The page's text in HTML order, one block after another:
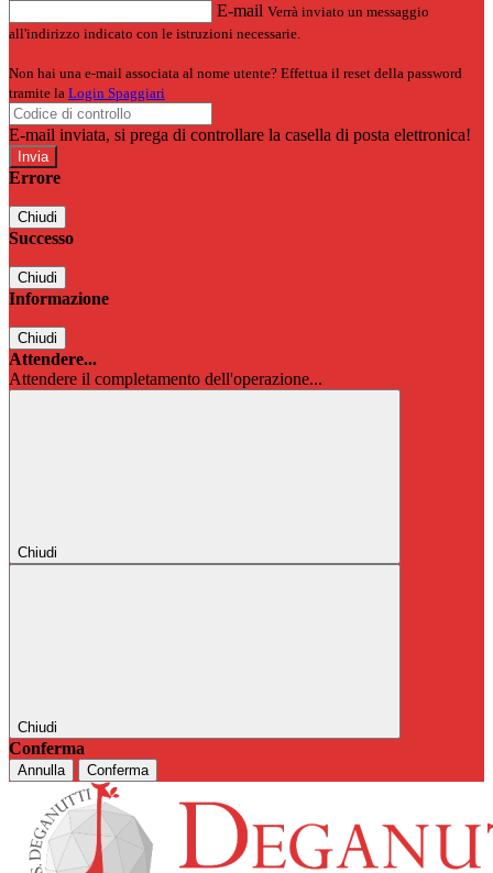
E-mail Verrà inviato un messaggio
all'indirizzo indicato con le istruzioni necessarie.
Non hai una e-mail associata al nome utente? Effettua il reset della password
tramite la Login Spaggiari
E-mail inviata, si prega di controllare la casella di posta elettronica!
Errore
Chiudi
Successo
Chiudi
Informazione
Chiudi
Attendere...
Attendere il completamento dell'operazione...
Chiudi
Chiudi
Conferma
Annulla Conferma